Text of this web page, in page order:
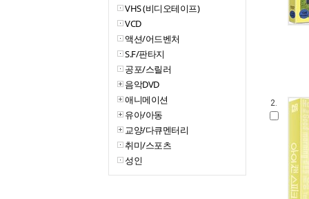
VHS (비디오테이프)
VCD
액션/어드벤처
S.F/판타지
공포/스릴러
음악DVD
애니메이션
유아/아동
교양/다큐멘터리
취미/스포츠
성인
2.